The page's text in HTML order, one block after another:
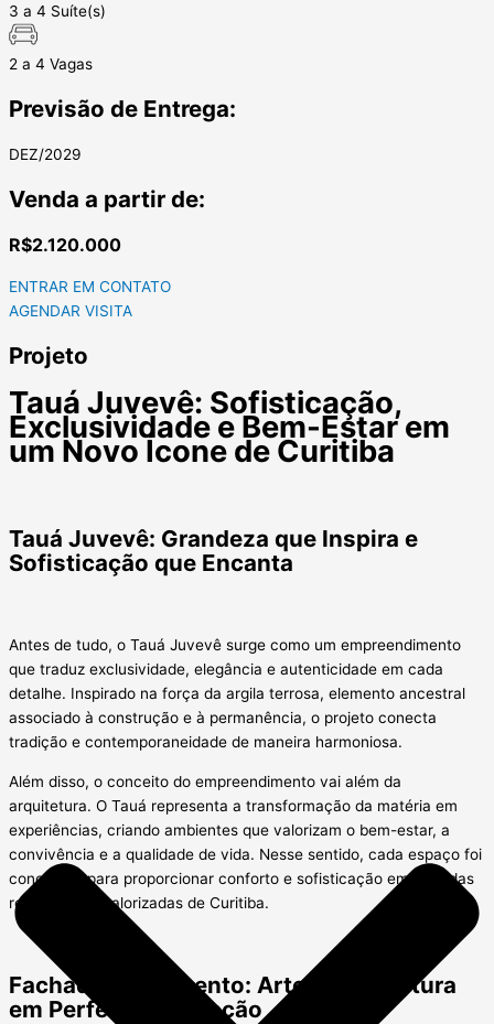
3 a 4 Suíte(s)
2 a 4 Vagas
Previsão de Entrega:
DEZ/2029
Venda a partir de:
R$2.120.000
ENTRAR EM CONTATO
AGENDAR VISITA
Projeto
Tauá Juvevê: Sofisticação,
Exclusividade e Bem-Estar em
um Novo Ícone de Curitiba
Tauá Juvevê: Grandeza que Inspira e
Sofisticação que Encanta
Antes de tudo, o Tauá Juvevê surge como um empreendimento
que traduz exclusividade, elegância e autenticidade em cada
detalhe. Inspirado na força da argila terrosa, elemento ancestral
associado à construção e à permanência, o projeto conecta
tradição e contemporaneidade de maneira harmoniosa.
Além disso, o conceito do empreendimento vai além da
arquitetura. O Tauá representa a transformação da matéria em
experiências, criando ambientes que valorizam o bem-estar, a
convivência e a qualidade de vida. Nesse sentido, cada espaço foi
concebido para proporcionar conforto e sofisticação em uma das
regiões mais valorizadas de Curitiba.
Fachada Monumento: Arte e Arquitetura
em Perfeita Integração